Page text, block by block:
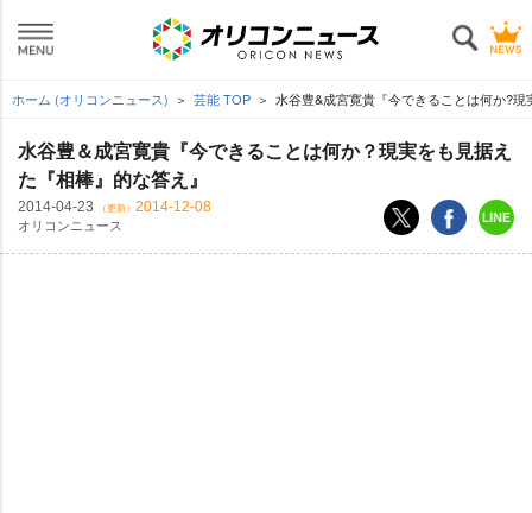
ホーム (オリコンニュース) 芸能 TOP 水谷豊&成宮寛貴『今できることは何か?
水谷豊＆成宮寛貴『今できることは何か？現実をも見据え
た『相棒』的な答え』
2014-04-23 （更新） 2014-12-08
オリコンニュース